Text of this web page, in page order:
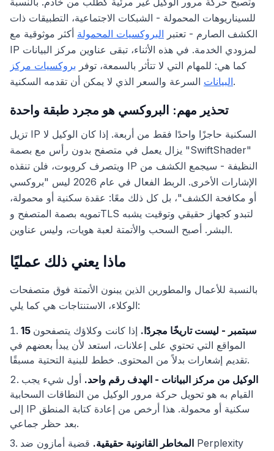
للسيناريوهات المحمولة - الشبكات الاجتماعية، التطبيقات ذات
الكشف الصارم - تعتبر البروكسيات المحمولة أكثر موثوقية مع
IP لمزودي الخدمة. في هذه الأثناء، تبقى عناوين مركز البيانات
كما هي: للمهام التي لا تتأثر بالسمعة، توفر بروكسيات مركز
البياناتالسرعة والسعر الذي لا يمكن أن تقدمه السكنية.
تحذير مهم: البروكسي هو مجرد طبقة واحدة
تزيل IP السكنية حاجزًا واحدًا فقط من أربعة. إذا كان الوكيل لا
يزال يعمل في متصفح بدون رأس مع بصمة "SwiftShader"
ويتصرف كروبوت، فلن تنقذه IP النظيفة - سيجمع الكشف من
الإشارات الأخرى. الربط الفعال في عام 2026 ليس "بروكسي
أو مكافحة الكشف"، بل كل ذلك معًا: عقدة سكنية أو محمولة،
تمويه بصمة المتصفح وTLS لتبدو كجهاز حقيقي وتوقيت يشبه
البشر. أصبح السحب والأتمتة لعبة هويات، وليس عناوين.
ماذا يعني ذلك عمليًا
بالنسبة للأعمال والمطورين الذين يبنون الأتمتة فوق متصفحات
الوكلاء، الاستنتاجات هي كما يلي:
15 سبتمبر - ليست تاريخًا مجردًا. إذا كانت وكلاؤك يتصفحون
المواقع التي تحتوي على إعلانات، استعد لأن يبدأ بعضهم في
تقديم إشعارات بدلاً من المحتوى. خطط للبنية التحتية مسبقًا.
الوكيل من مركز البيانات - الهدف رقم واحد. أول شيء يجب
القيام به هو تحويل حركة مرور الوكيل من النطاقات السحابية
إلى IP سكنية أو محمولة. هذا أرخص من إعادة كتابة المنطق
بعد حظر جماعي.
المخاطر القانونية حقيقية. قضية أمازون ضد Perplexity